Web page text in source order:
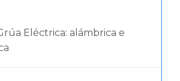
Eléctrica: alámbrica e